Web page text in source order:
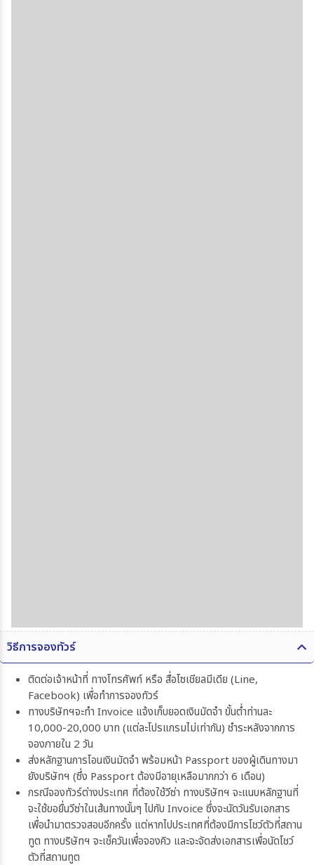
วิธีการจองทัวร์
ติดต่อเจ้าหน้าที่ ทางโทรศัพท์ หรือ สื่อโซเชียลมีเดีย (Line,
Facebook) เพื่อทำการจองทัวร์
ทางบริษัทฯจะทำ Invoice แจ้งเก็บยอดเงินมัดจำ ขั้นต่ำท่านละ
10,000-20,000 บาท (แต่ละโปรแกรมไม่เท่ากัน) ชำระหลังจากการ
จองภายใน 2 วัน
ส่งหลักฐานการโอนเงินมัดจำ พร้อมหน้า Passport ของผู้เดินทางมา
ยังบริษัทฯ (ซึ่ง Passport ต้องมีอายุเหลือมากกว่า 6 เดือน)
กรณีจองทัวร์ต่างประเทศ ที่ต้องใช้วีซ่า ทางบริษัทฯ จะแนบหลักฐานที่
จะใช้ขอยื่นวีซ่าในเส้นทางนั้นๆ ไปกับ Invoice ซึ่งจะนัดวันรับเอกสาร
เพื่อนำมาตรวจสอบอีกครั้ง แต่หากไปประเทศที่ต้องมีการโชว์ตัวที่สถาน
ทูต ทางบริษัทฯ จะเช็ควันเพื่อจองคิว และจะจัดส่งเอกสารเพื่อนัดโชว์
ตัวที่สถานทูต